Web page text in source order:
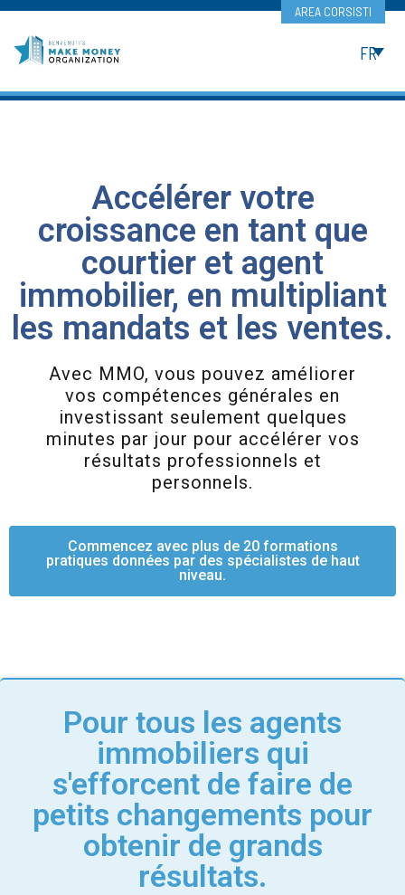
AREA CORSISTI
FR
Accélérer votre
croissance en tant que
courtier et agent
immobilier, en multipliant
les mandats et les ventes.
Avec MMO, vous pouvez améliorer
vos compétences générales en
investissant seulement quelques
minutes par jour pour accélérer vos
résultats professionnels et
personnels.
Commencez avec plus de 20 formations
pratiques données par des spécialistes de haut
niveau.
Pour tous les agents
immobiliers qui
s'efforcent de faire de
petits changements pour
obtenir de grands
résultats.